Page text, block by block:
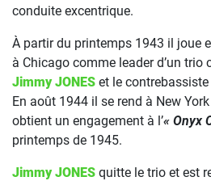
conduite excentrique.
À partir du printemps 1943 il joue
à Chicago comme leader d’un
Jimmy JONES et le contrebassiste
En août 1944 il se rend à New
obtient un engagement à l’« Onyx
printemps de 1945.
Jimmy JONES quitte le trio et est